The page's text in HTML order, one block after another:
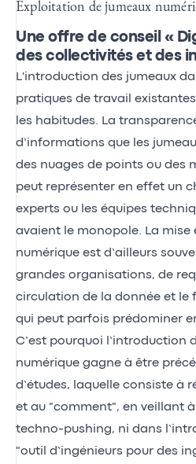
Exploitation de jumeaux
Une offre de conseil «
des collectivités et des
L'introduction des jumeaux
pratiques de travail
les habitudes. La
d’informations que les
des nuages de points ou des
peut représenter en effet un
experts ou les équipes
avaient le monopole. La mise
numérique est d’ailleurs
grandes organisations, de
circulation de la donnée et le
qui peut parfois prédominer
C’est pourquoi l’introduction
numérique gagne à être
d’études, laquelle consiste à
et au "comment", en veillant
techno-pushing, ni dans
"outil d’ingénieurs pour des